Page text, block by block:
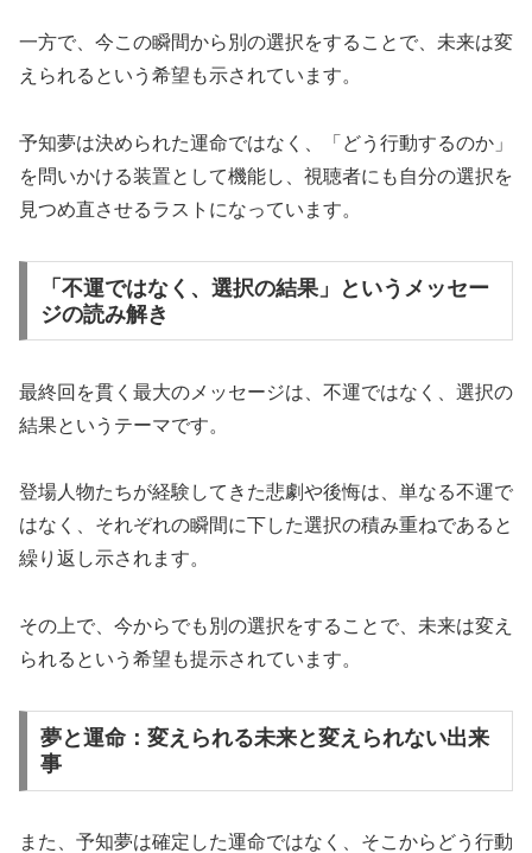
一方で、今この瞬間から別の選択をすることで、未来は変
えられるという希望も示されています。
予知夢は決められた運命ではなく、「どう行動するのか」
を問いかける装置として機能し、視聴者にも自分の選択を
見つめ直させるラストになっています。
「不運ではなく、選択の結果」というメッセー
ジの読み解き
最終回を貫く最大のメッセージは、不運ではなく、選択の
結果というテーマです。
登場人物たちが経験してきた悲劇や後悔は、単なる不運で
はなく、それぞれの瞬間に下した選択の積み重ねであると
繰り返し示されます。
その上で、今からでも別の選択をすることで、未来は変え
られるという希望も提示されています。
夢と運命：変えられる未来と変えられない出来
事
また、予知夢は確定した運命ではなく、そこからどう行動